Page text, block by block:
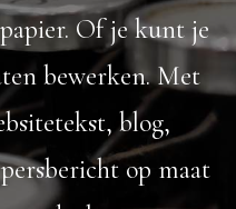
Of je kunt je
bewerken. Met
blog,
op maat